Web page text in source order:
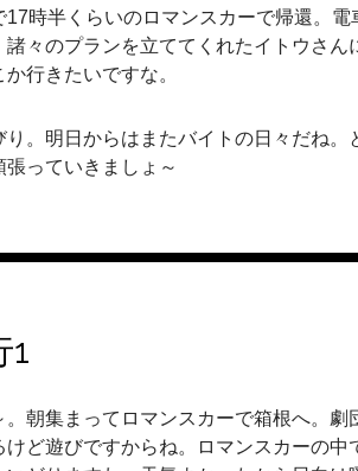
時半くらいのロマンスカーで帰還。電
々のプランを立ててくれたイトウさん
行きたいですな。
。明日からはまたバイトの日々だね。
っていきましょ～
1
朝集まってロマンスカーで箱根へ。劇
ど遊びですからね。ロマンスカーの中